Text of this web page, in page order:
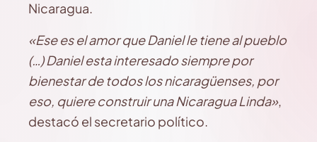
Nicaragua.
«Ese es el amor que Daniel le tiene al pueblo
(…) Daniel esta interesado siempre por
bienestar de todos los nicaragüenses, por
eso, quiere construir una Nicaragua Linda»,
destacó el secretario político.